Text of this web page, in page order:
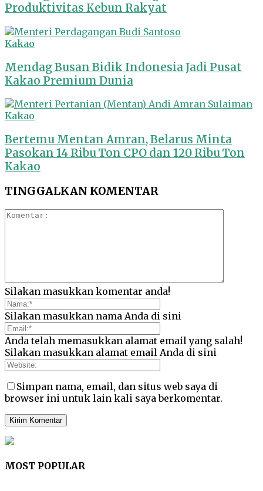
Produktivitas Kebun Rakyat
Kakao
Mendag Busan Bidik Indonesia Jadi Pusat
Kakao Premium Dunia
Kakao
Bertemu Mentan Amran, Belarus Minta
Pasokan 14 Ribu Ton CPO dan 120 Ribu Ton
Kakao
TINGGALKAN KOMENTAR
Silakan masukkan komentar anda!
Silakan masukkan nama Anda di sini
Anda telah memasukkan alamat email yang salah!
Silakan masukkan alamat email Anda di sini
Simpan nama, email, dan situs web saya di
browser ini untuk lain kali saya berkomentar.
MOST POPULAR